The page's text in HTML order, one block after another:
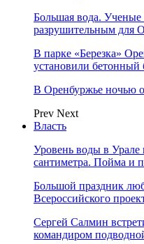
Большая вода. Ученые
разрушительным для
В парке «Березка»
установили бетонный
В Оренбуржье ночью
Prev Next
Власть
Уровень воды в Урале
сантиметра. Пойма и
Большой праздник
Всероссийского
Сергей Салмин
командиром